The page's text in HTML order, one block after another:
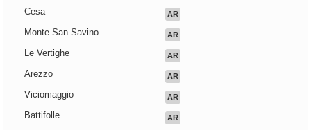
Cesa AR
Monte San Savino AR
Le Vertighe AR
Arezzo AR
Viciomaggio AR
Battifolle AR